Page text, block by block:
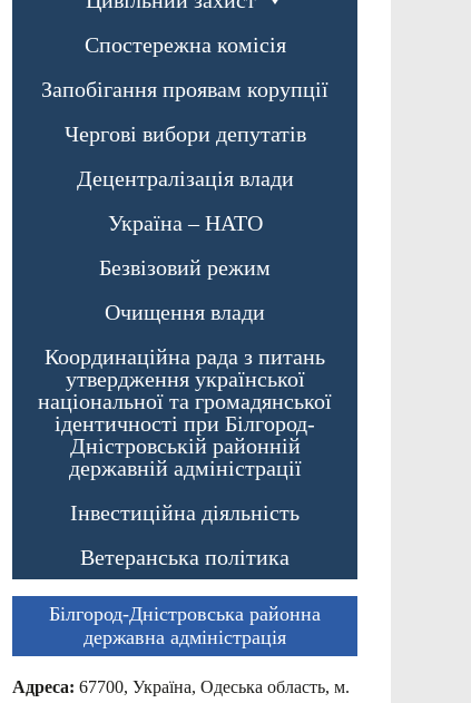
Спостережна комісія
Запобігання проявам корупції
Чергові вибори депутатів
Децентралізація влади
Україна – НАТО
Безвізовий режим
Очищення влади
Координаційна рада з питань
утвердження української
національної та громадянської
ідентичності при Білгород-
Дністровській районній
державній адміністрації
Інвестиційна діяльність
Ветеранська політика
Білгород-Дністровська районна
державна адміністрація
Адреса: 67700, Україна, Одеська область, м.